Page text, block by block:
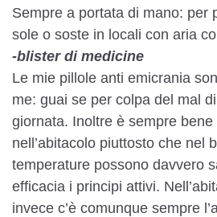
Sempre a portata di mano: per
sole o soste in locali con aria
-blister di medicine
Le mie pillole anti emicrania
me: guai se per colpa del mal
giornata. Inoltre è sempre
nell’abitacolo piuttosto che nel
temperature possono davvero
efficacia i principi attivi.
invece c’è comunque sempre